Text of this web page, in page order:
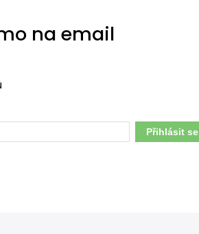
na email
Přihlásit se